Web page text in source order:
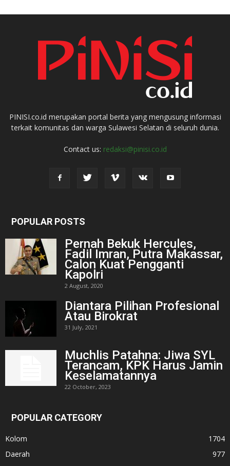
PINISI.co.id merupakan portal berita yang mengusung informasi
terkait komunitas dan warga Sulawesi Selatan di seluruh dunia.
Contact us: redaksi@pinisi.co.id
POPULAR POSTS
Pernah Bekuk Hercules,
Fadil Imran, Putra Makassar,
Calon Kuat Pengganti
Kapolri
2 August, 2020
Diantara Pilihan Profesional
Atau Birokrat
31 July, 2021
Muchlis Patahna: Jiwa SYL
Terancam, KPK Harus Jamin
Keselamatannya
22 October, 2023
POPULAR CATEGORY
Kolom
1704
Daerah
977